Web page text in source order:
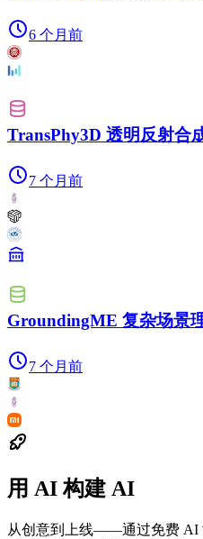
6 个月前
TransPhy3D 透明反射合
7 个月前
GroundingME 复杂场景
7 个月前
用 AI 构建 AI
从创意到上线——通过免费 AI